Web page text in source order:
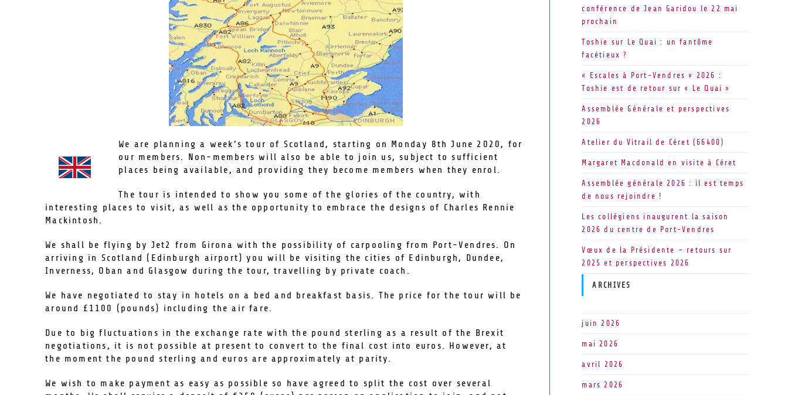
We are planning a week’s tour of Scotland, starting on Monday 8th June 2020, for
our members. Non-members will also be able to join us, subject to sufficient
places being available, and providing they become members when they enrol.
The tour is intended to show you some of the glories of the country, with
interesting places to visit, as well as the opportunity to embrace the designs of Charles Rennie
Mackintosh.
We shall be flying by Jet2 from Girona with the possibility of carpooling from Port-Vendres. On
arriving in Scotland (Edinburgh airport) you will be visiting the cities of Edinburgh, Dundee,
Inverness, Oban and Glasgow during the tour, travelling by private coach.
We have negotiated to stay in hotels on a bed and breakfast basis. The price for the tour will be
around £1100 (pounds) including the air fare.
Due to big fluctuations in the exchange rate with the pound sterling as a result of the Brexit
negotiations, it is not possible at present to convert to the final cost into euros. However, at
the moment the pound sterling and euros are approximately at parity.
We wish to make payment as easy as possible so have agreed to split the cost over several
conférence de Jean Garidou le 22 mai
prochain
Toshie sur Le Quai : un fantôme
facétieux ?
« Escales à Port-Vendres » 2026 :
Toshie est de retour sur « Le Quai »
Assemblée Générale et perspectives
2026
Atelier du Vitrail de Céret (66400)
Margaret Macdonald en visite à Céret
Assemblée générale 2026 : il est temps
de nous rejoindre !
Les collégiens inaugurent la saison
2026 du centre de Port-Vendres
Vœux de la Présidente – retours sur
2025 et perspectives 2026
ARCHIVES
juin 2026
mai 2026
avril 2026
mars 2026